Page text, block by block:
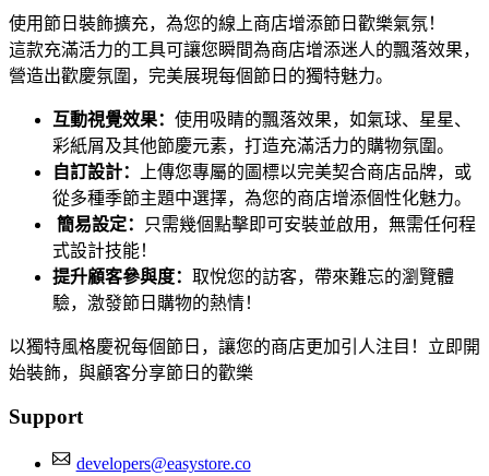
使用節日裝飾擴充，為您的線上商店增添節日歡樂氣氛！
這款充滿活力的工具可讓您瞬間為商店增添迷人的飄落效果，
營造出歡慶氛圍，完美展現每個節日的獨特魅力。
互動視覺效果： 使用吸睛的飄落效果，如氣球、星星、
彩紙屑及其他節慶元素，打造充滿活力的購物氛圍。
自訂設計： 上傳您專屬的圖標以完美契合商店品牌，或
從多種季節主題中選擇，為您的商店增添個性化魅力。
簡易設定：
只需幾個點擊即可安裝並啟用，無需任何程
式設計技能！
提升顧客參與度： 取悅您的訪客，帶來難忘的瀏覽體
驗，激發節日購物的熱情！
以獨特風格慶祝每個節日，讓您的商店更加引人注目！立即開
始裝飾，與顧客分享節日的歡樂
Support
developers@easystore.co